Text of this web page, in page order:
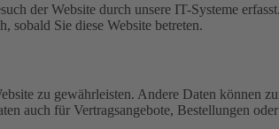
der Website durch unsere IT-Systeme
sobald Sie diese Website betreten.
zu gewährleisten. Andere Daten können
auch für Vertragsangebote, Bestellungen